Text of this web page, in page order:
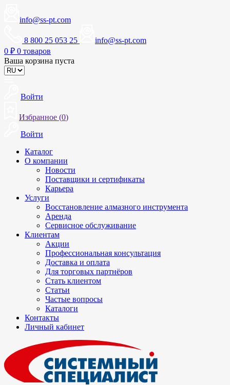
info@ss-pt.com
8 800 25 053 25
info@ss-pt.com
0 ₽ 0 товаров
Ваша корзина пуста
Войти
Избранное (0)
Войти
Каталог
О компании
Новости
Поставщики и сертификаты
Карьера
Услуги
Восстановление алмазного инструмента
Аренда
Сервисное обслуживание
Клиентам
Акции
Профессиональная консультация
Доставка и оплата
Для торговых партнёров
Стать клиентом
Статьи
Частые вопросы
Каталоги
Контакты
Личный кабинет